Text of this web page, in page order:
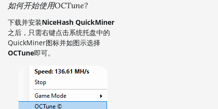
如何开始使用OCTune?
下载并安装NiceHash QuickMiner
之后，只需右键点击系统托盘中的
QuickMiner图标并如图示选择
OCTune即可。